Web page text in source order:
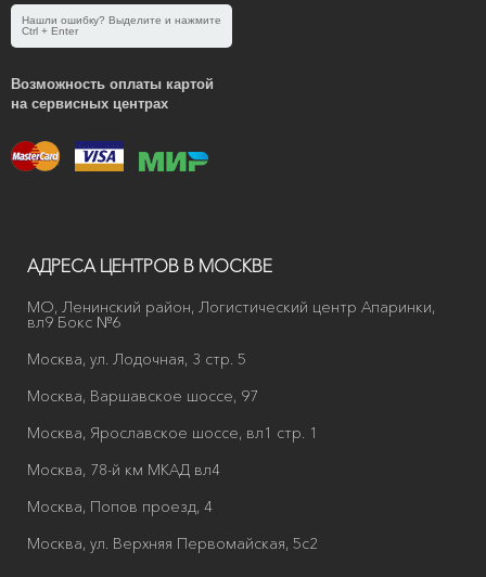
Нашли ошибку? Выделите и нажмите
Ctrl + Enter
Возможность оплаты картой
на сервисных центрах
АДРЕСА ЦЕНТРОВ В МОСКВЕ
МО, Ленинский район, Логистический центр Апаринки,
вл9 Бокс №6
Москва, ул. Лодочная, 3 стр. 5
Москва, Варшавское шоссе, 97
Москва, Ярославское шоссе, вл1 стр. 1
Москва, 78-й км МКАД вл4
Москва, Попов проезд, 4
Москва, ул. Верхняя Первомайская, 5с2